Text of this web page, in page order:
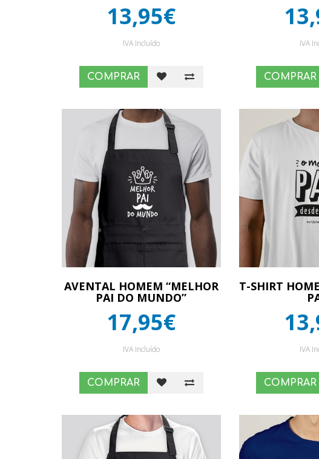
13,95€
IVA Incluído
COMPRAR
IVA
COMPRAR
AVENTAL HOMEM “MELHOR
PAI DO MUNDO”
17,95€
IVA Incluído
COMPRAR
T-SHIRT
IVA
COMPRAR